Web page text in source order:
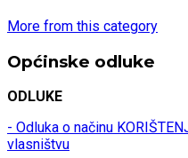
More from this category
Općinske odluke
ODLUKE
- Odluka o načinu
vlasništvu